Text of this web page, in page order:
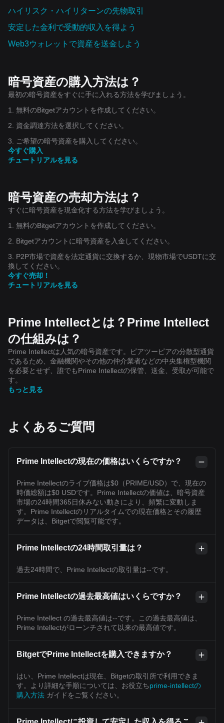
ハイリスク・ハイリターンの先物取引
安定した金利で受動的収入を得よう
Web3ウォレットで資産を‌送金しよう
暗号資産の購入方法は？
最初の暗号資産をすぐに手に入れる方法を学びましょう。
1. 無料のBitgetアカウントを作成してください。
2. 資金調達方法を選択してください。
3. ご希望の暗号資産を購入してください。
今すぐ購入
チュートリアルを見る
暗号資産の売却方法は？
すぐに暗号資産を現金化する方法を学びましょう。
1. 無料のBitgetアカウントを作成してください。
2. Bitgetアカウントに暗号資産を入金してください。
3. P2P市場で資産を法定通貨に交換するか、現物市場でUSDTに交
換してください。
今すぐ売却！
チュートリアルを見る
Prime Intellectとは？Prime Intellect
の仕組みは？
Prime Intellectは人気の暗号資産です。ピアツーピアの分散型通貨
であるため、金融機関やその他の仲介業者などの中央集権型機関
を必要とせず、誰でもPrime Intellectの保管、送金、受取が可能で
す。
もっと見る
よくあるご質問
Prime Intellectの現在の価格はいくらですか？
Prime Intellectのライブ価格は$0（PRIME/USD）で、現在の
時価総額は$0 USDです。Prime Intellectの価値は、暗号資産
市場の24時間365日休みない動きにより、頻繁に変動しま
す。Prime Intellectのリアルタイムでの現在価格とその履歴
データは、Bitgetで閲覧可能です。
Prime Intellectの24時間取引量は？
過去24時間で、Prime Intellectの取引量は--です。
Prime Intellectの過去最高値はいくらですか？
Prime Intellect の過去最高値は--です。この過去最高値は、
Prime Intellectがローンチされて以来の最高値です。
BitgetでPrime Intellectを購入できますか？
はい、Prime Intellectは現在、Bitgetの取引所で利用できま
す。より詳細な手順については、お役立ちprime-intellectの
購入方法 ガイドをご覧ください。